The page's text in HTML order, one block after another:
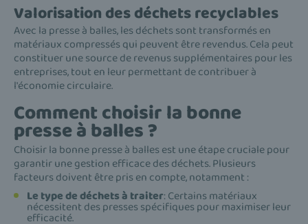
Valorisation des déchets recyclables
Avec la presse à balles, les déchets sont transformés en
matériaux compressés qui peuvent être revendus. Cela peut
constituer une source de revenus supplémentaires pour les
entreprises, tout en leur permettant de contribuer à
l'économie circulaire.
Comment choisir la bonne
presse à balles ?
Choisir la bonne presse à balles est une étape cruciale pour
garantir une gestion efficace des déchets. Plusieurs
facteurs doivent être pris en compte, notamment :
Le type de déchets à traiter: Certains matériaux
nécessitent des presses spécifiques pour maximiser leur
efficacité.